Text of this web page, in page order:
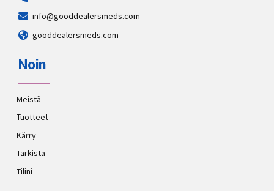
info@gooddealersmeds.com
gooddealersmeds.com
Noin
Meistä
Tuotteet
Kärry
Tarkista
Tilini